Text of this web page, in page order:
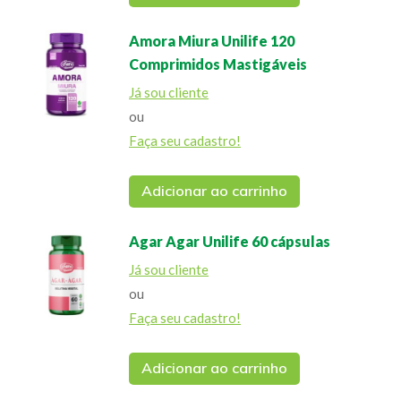
Amora Miura Unilife 120
Comprimidos Mastigáveis
Já sou cliente
ou
Faça seu cadastro!
Adicionar ao carrinho
Agar Agar Unilife 60 cápsulas
Já sou cliente
ou
Faça seu cadastro!
Adicionar ao carrinho